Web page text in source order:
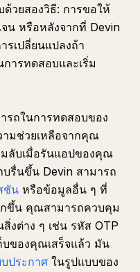
วยสองวิธี: การขอให้
น หรือหลังจากที่ Devin
รเปลี่ยนแปลงถ้า
ารทดสอบและเริ่ม
รถในการทดสอบของ
ามช่วยเหลือจากคุณ
ลับเมื่อรันแอปของคุณ
บรื่นขึ้น Devin สามารถ
ชัน หรือข้อมูลอื่น ๆ ที่
ขึ้น คุณสามารถควบคุม
งต่าง ๆ เช่น รหัส OTP
บของคุณเสร็จแล้ว มัน
ประกาศ ในรูปแบบของ